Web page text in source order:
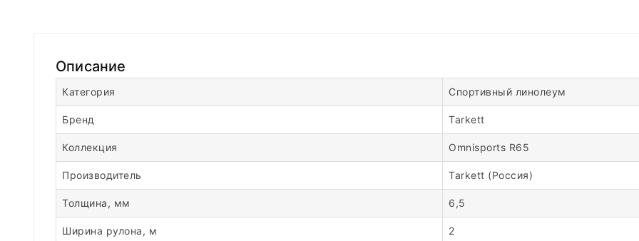
Описание
Категория Спортивный линолеум
Бренд Tarkett
Коллекция Omnisports R65
Производитель Tarkett (Россия)
Толщина, мм 6,5
Ширина рулона, м 2